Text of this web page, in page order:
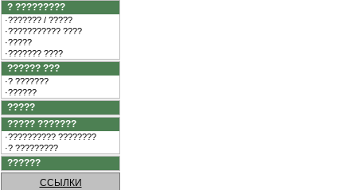
? ?????????
·??????? / ?????
·??????????? ????
·?????
·??????? ????
?????? ???
·? ???????
·??????
?????
????? ???????
·?????????? ????????
·? ?????????
??????
ССЫЛКИ